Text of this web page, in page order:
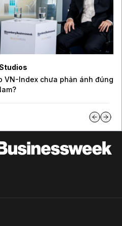
ánh đúng quy mô kinh tế